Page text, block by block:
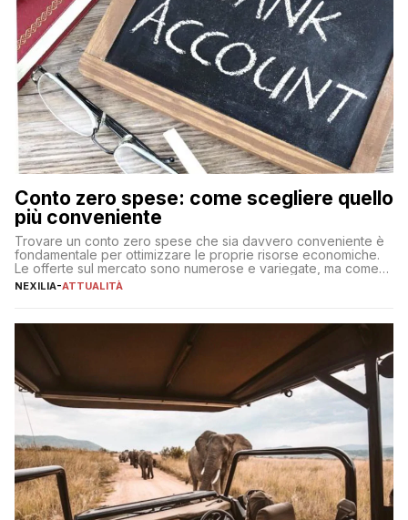
Conto zero spese: come scegliere quello
più conveniente
Trovare un conto zero spese che sia davvero conveniente è
fondamentale per ottimizzare le proprie risorse economiche.
Le offerte sul mercato sono numerose e variegate, ma come
individuare quella più adatta alle proprie esigenze senza
sul […]
NEXILIA-ATTUALITÀ